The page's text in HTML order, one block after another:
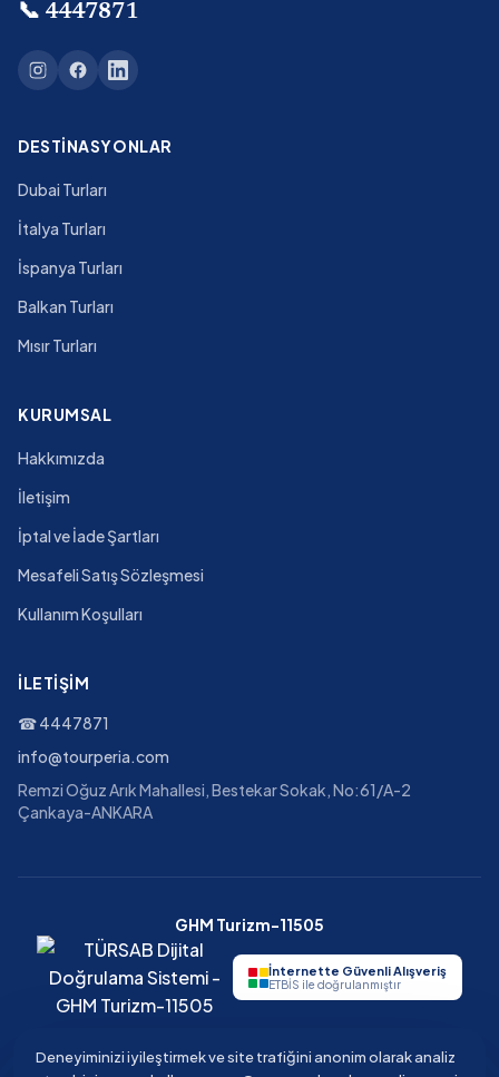
📞 4447871
DESTINASYONLAR
Dubai Turları
İtalya Turları
İspanya Turları
Balkan Turları
Mısır Turları
KURUMSAL
Hakkımızda
İletişim
İptal ve İade Şartları
Mesafeli Satış Sözleşmesi
Kullanım Koşulları
İLETIŞIM
☎4447871
info@tourperia.com
Remzi Oğuz Arık Mahallesi, Bestekar Sokak, No:61/A-2
Çankaya-ANKARA
GHM Turizm-11505
İnternette Güvenli Alışveriş
ETBİS ile doğrulanmıştır
Deneyiminizi iyileştirmek ve site trafiğini anonim olarak analiz